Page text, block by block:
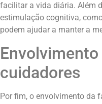
facilitar a vida diária. Além
estimulação cognitiva,
podem ajudar a manter a
cuidadores
Por fim, o envolvimento da